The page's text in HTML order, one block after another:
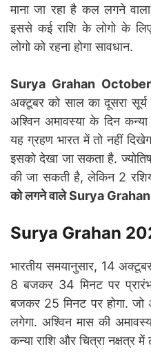
माना जा रहा है कल लगने
इससे कई राशि के लोगो के
लोगो को रहना होगा सावधान.
Surya Grahan
अक्टूबर को साल का दूसरा
अश्विन अमावस्या के दिन
यह ग्रहण भारत में तो नहीं
इसको देखा जा सकता है.
की जा सकती है, लेकिन 2
को लगने वाले Surya
Surya Grahan
भारतीय समयानुसार, 14
8 बजकर 34 मिनट पर
बजकर 25 मिनट पर होगा. जो
लगेगा. अश्विन मास की
कन्या राशि और चित्रा नक्षत्र में